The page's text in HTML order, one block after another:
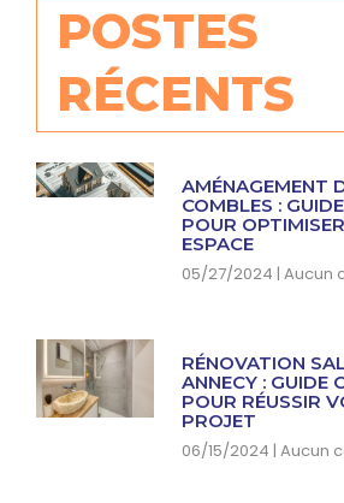
POSTES
RÉCENTS
AMÉNAGEMENT
COMBLES :
POUR
ESPACE
05/27/2024 Aucun
RÉNOVATION
ANNECY : GUIDE
POUR RÉUSSIR
PROJET
06/15/2024 Aucun